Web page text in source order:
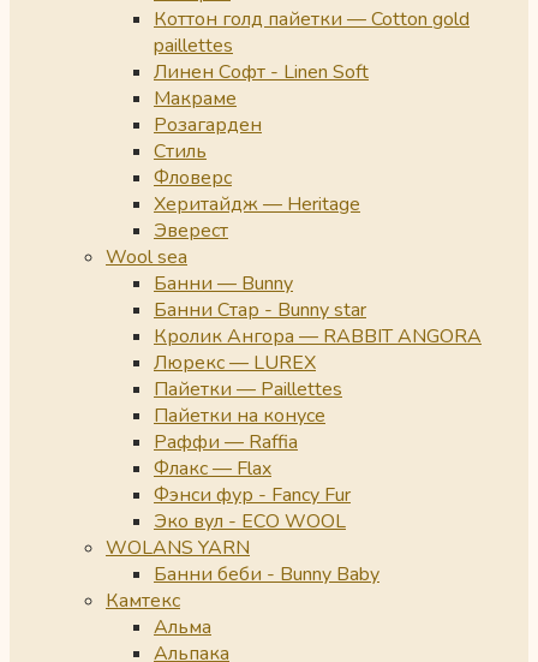
Коттон голд пайетки — Cotton gold
paillettes
Линен Софт - Linen Soft
Макраме
Розагарден
Стиль
Фловерс
Херитайдж — Heritage
Эверест
Wool sea
Банни — Bunny
Банни Стар - Bunny star
Кролик Ангора — RABBIT ANGORA
Люрекс — LUREX
Пайетки — Paillettes
Пайетки на конусе
Раффи — Raffia
Флакс — Flax
Фэнси фур - Fancy Fur
Эко вул - ECO WOOL
WOLANS YARN
Банни беби - Bunny Baby
Камтекс
Альма
Альпака